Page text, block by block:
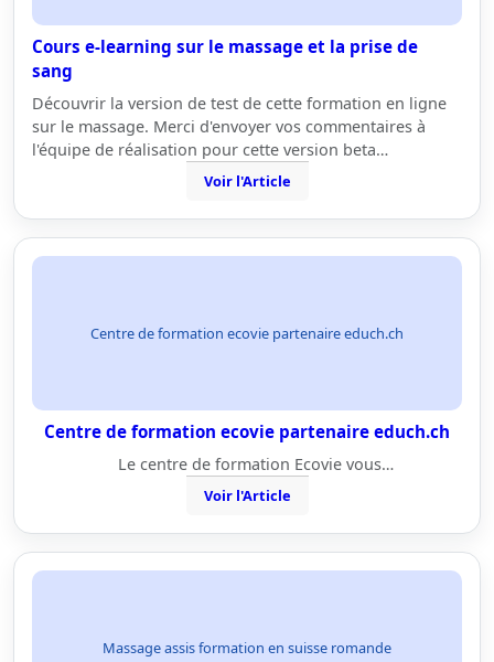
Cours e-learning sur le massage et la prise de
sang
Découvrir la version de test de cette formation en ligne
sur le massage. Merci d'envoyer vos commentaires à
l'équipe de réalisation pour cette version beta…
Voir l'Article
Centre de formation ecovie partenaire educh.ch
Centre de formation ecovie partenaire educh.ch
Le centre de formation Ecovie vous…
Voir l'Article
Massage assis formation en suisse romande